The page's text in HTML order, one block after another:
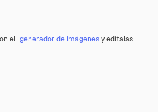
el generador de imágenesy edítalas